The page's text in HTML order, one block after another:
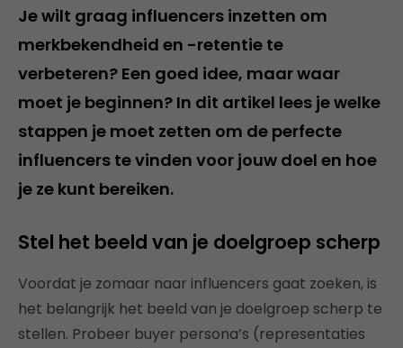
Je wilt graag influencers inzetten om
merkbekendheid en -retentie te
verbeteren? Een goed idee, maar waar
moet je beginnen? In dit artikel lees je welke
stappen je moet zetten om de perfecte
influencers te vinden voor jouw doel en hoe
je ze kunt bereiken.
Stel het beeld van je doelgroep scherp
Voordat je zomaar naar influencers gaat zoeken, is
het belangrijk het beeld van je doelgroep scherp te
stellen. Probeer buyer persona’s (representaties